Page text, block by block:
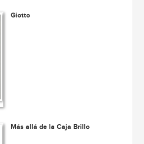
Giotto
Más allá de la Caja Brillo